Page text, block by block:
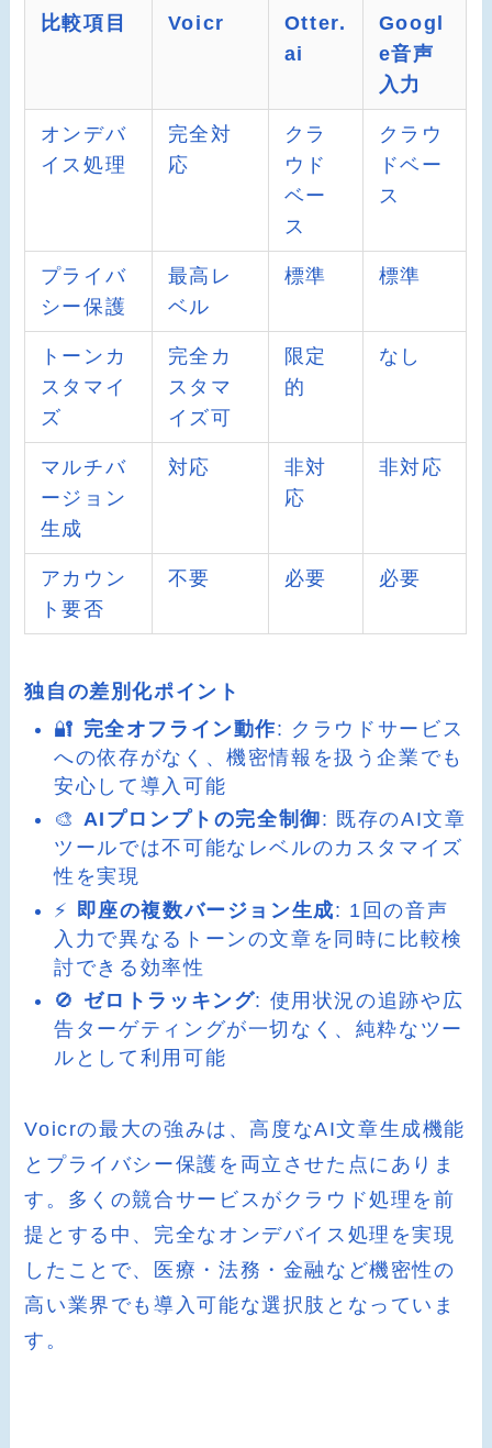
比較項目 Voicr
Otter.
ai
Googl
e音声
入力
オンデバ
イス処理
完全対
応
クラ
ウド
ベー
ス
クラウ
ドベー
ス
プライバ
シー保護
最高レ
ベル
標準 標準
トーンカ
スタマイ
ズ
完全カ
スタマ
イズ可
限定
的
なし
マルチバ
ージョン
生成
対応
非対
応
非対応
アカウン
ト要否
不要 必要 必要
独自の差別化ポイント
🔐 完全オフライン動作: クラウドサービス
への依存がなく、機密情報を扱う企業でも
安心して導入可能
🎨 AIプロンプトの完全制御: 既存のAI文章
ツールでは不可能なレベルのカスタマイズ
性を実現
⚡ 即座の複数バージョン生成: 1回の音声
入力で異なるトーンの文章を同時に比較検
討できる効率性
🚫 ゼロトラッキング: 使用状況の追跡や広
告ターゲティングが一切なく、純粋なツー
ルとして利用可能
Voicrの最大の強みは、高度なAI文章生成機能
とプライバシー保護を両立させた点にありま
す。多くの競合サービスがクラウド処理を前
提とする中、完全なオンデバイス処理を実現
したことで、医療・法務・金融など機密性の
高い業界でも導入可能な選択肢となっていま
す。